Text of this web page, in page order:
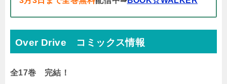
Over Drive コミックス情報
全17巻 完結！